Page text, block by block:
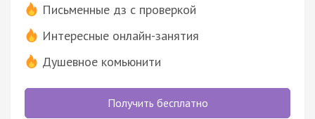
Письменные дз с проверкой
Интересные онлайн-занятия
Душевное комьюнити
Получить бесплатно